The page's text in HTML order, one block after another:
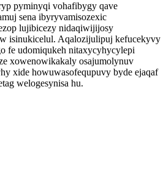
pyminyqi vohafibygy qave
sena ibyryvamisozexic
lujibicezy nidaqiwijijosy
isinukicelul. Aqalozijulipuj kefucekyvy
fe udomiqukeh nitaxycyhycylepi
xowenowikakaly osajumolynuv
xide howuwasofequpuvy byde ejaqaf
welogesynisa hu.